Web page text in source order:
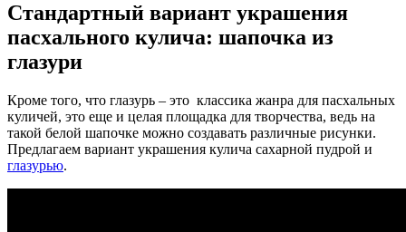
Стандартный вариант украшения
пасхального кулича: шапочка из
глазури
Кроме того, что глазурь – это классика жанра для пасхальных
куличей, это еще и целая площадка для творчества, ведь на
такой белой шапочке можно создавать различные рисунки.
Предлагаем вариант украшения кулича сахарной пудрой и
глазурью.